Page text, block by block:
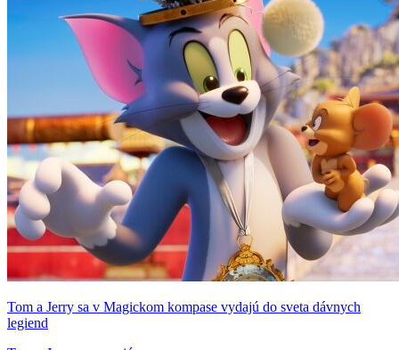
Tom a Jerry sa v Magickom kompase vydajú do sveta dávnych
legiend